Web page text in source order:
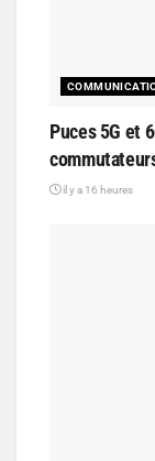
Puces 5G et
il y a 16 heures